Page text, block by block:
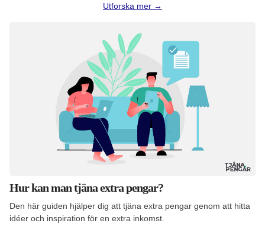
Utforska mer →
Hur kan man tjäna extra pengar?
Den här guiden hjälper dig att tjäna extra pengar genom att hitta
idéer och inspiration för en extra inkomst.